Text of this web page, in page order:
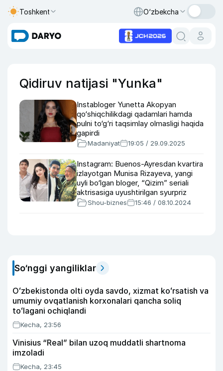
Toshkent O‘zbekcha
Qidiruv natijasi "Yunka"
Instabloger Yunetta Akopyan
qo‘shiqchilikdagi qadamlari hamda
pulni to‘g‘ri taqsimlay olmasligi haqida
gapirdi
Madaniyat 19:05 / 29.09.2025
Instagram: Buenos-Ayresdan kvartira
izlayotgan Munisa Rizayeva, yangi
uyli bo‘lgan bloger, “Qizim” seriali
aktrisasiga uyushtirilgan syurpriz
Shou-biznes 15:46 / 08.10.2024
So‘nggi yangiliklar
Oʻzbekistonda olti oyda savdo, xizmat koʻrsatish va
umumiy ovqatlanish korxonalari qancha soliq
toʻlagani ochiqlandi
Kecha, 23:56
Vinisius “Real” bilan uzoq muddatli shartnoma
imzoladi
Kecha, 23:45